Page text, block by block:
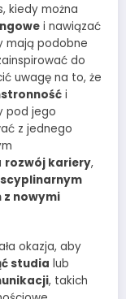
kiedy można
i nawiązać
mają podobne
do
uwagę na to, że
i
pod jego
z jednego
rozwój kariery,
nowymi
okazja, aby
studia lub
, takich